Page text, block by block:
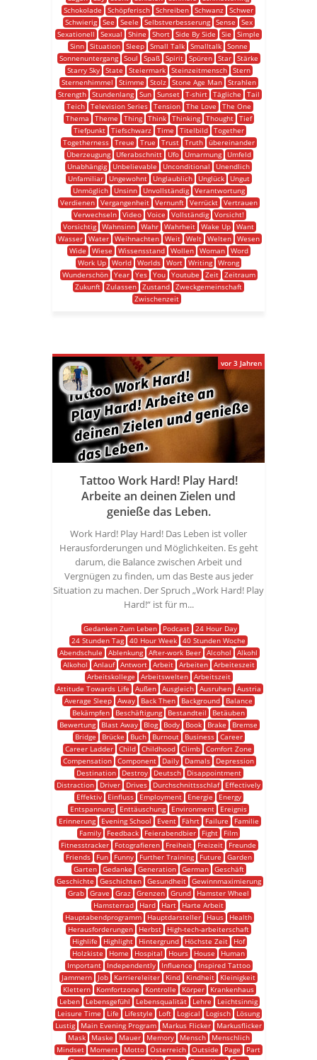
Schokolade
Schöpferisch Schreiben Schwanz Schwer
Schwierig
See Seele Selbstverbesserung Sense
Sex
Sexationell
Sexual Shine Short Side By Side Sie
Simple
Sinn
Situation Sleep Small Talk Smalltalk
Sonne
Sonnenuntergang
Soul Spaß Spirit Spüren Star
Stärke
Starry Sky
State Steiermark Steinzeitmensch
Stern
Sternenhimmel
Stimme Stolz Stone Age Man
Strahlen
Strength
Stundenlang Sun Sunset T-shirt Tägliche
Tail
Teich
Television Series Tension The Love
The One
Thema
Theme Thing Think Thinking Thought
Tief
Tiefpunkt
Tiefschwarz Time Titelbild
Together
Togetherness
Treue True Trust Truth
übereinander
Überzeugung
Uferabschnitt Ufo Umarmung
Umfeld
Unabhängig
Unbelievable Unconditional
Unendlich
Unfamiliar
Ungewohnt Unglaublich Unglück
Ungut
Unmöglich
Unsinn Unvollständig
Verantwortung
Verdienen
Vergangenheit Vernunft Verrückt
Vertrauen
Verwechseln
Video Voice Vollständig
Vorsicht!
Vorsichtig Wahnsinn Wahr Wahrheit Wake Up Want
Wasser
Water Weihnachten Weit Welt Welten
Wesen
Wide
Wiese Wissensstand Wollen Woman
Word
Work Up World Worlds Wort Writing Wrong
Wunderschön
Year Yes You Youtube Zeit
Zeitraum
Zukunft Zulassen Zustand Zweckgemeinschaft
Zwischenzeit
Tattoo Work Hard! Play Hard!
Arbeite an deinen Zielen und
genieße das Leben.
Work Hard! Play Hard! Das Leben ist voller
Herausforderungen und Möglichkeiten. Es geht
darum, die Balance zwischen Arbeit und
Vergnügen zu finden, um das Beste aus jeder
Situation zu machen. Der Spruch „Work Hard! Play
Hard!“ ist für m...
Gedanken Zum Leben Podcast 24 Hour Day
24 Stunden Tag 40 Hour Week 40 Stunden Woche
Abendschule
Ablenkung After-work Beer Alcohol
Alkohl
Alkohol
Anlauf Antwort Arbeit Arbeiten
Arbeiteszeit
Arbeitskollege
Arbeitswelten
Arbeitszeit
Attitude Towards Life
Außen Ausgleich Ausruhen
Austria
Average Sleep Away Back Then Background
Balance
Bekämpfen
Beschäftigung Bestandteil
Betäuben
Bewertung
Blast Away Blog Body Book Brake
Bremse
Bridge
Brücke Buch Burnout Business
Career
Career Ladder Child Childhood Climb Comfort Zone
Compensation Component Daily Damals
Depression
Destination
Destroy Deutsch
Disappointment
Distraction
Driver Drives Durchschnittsschlaf
Effectively
Effektiv
Einfluss Employment Energie
Energy
Entspannung
Enttäuschung Environment
Ereignis
Erinnerung
Evening School Event Fährt Failure
Familie
Family
Feedback Feierabendbier Fight
Film
Fitnesstracker
Fotografieren Freiheit Freizeit
Freunde
Friends
Fun Funny Further Training Future
Garden
Garten
Gedanke Generation German
Geschäft
Geschichte
Geschichten Gesundheit
Gewinnmaximierung
Grab Grave Graz Grenzen Grund
Hamster Wheel
Hamsterrad
Hard Hart
Harte Arbeit
Hauptabendprogramm
Hauptdarsteller Haus
Health
Herausforderungen
Herbst
High-tech-arbeiterschaft
Highlife
Highlight Hintergrund Höchste Zeit
Hof
Holzkiste
Home Hospital Hours House
Human
Important
Independently Influence
Inspired Tattoo
Jammern
Job Karriereleiter Kind Kindheit
Kleinigkeit
Klettern
Komfortzone Kontrolle Körper
Krankenhaus
Leben
Lebensgefühl Lebensqualität Lehre
Leichtsinnig
Leisure Time
Life Lifestyle Loft Logical Logisch
Lösung
Lustig
Main Evening Program Markus Flicker
Markusflicker
Mask
Maske Mauer Memory Mensch
Menschlich
Mindset
Moment Motto Österreich Outside Page
Part
vor 3 Jahren